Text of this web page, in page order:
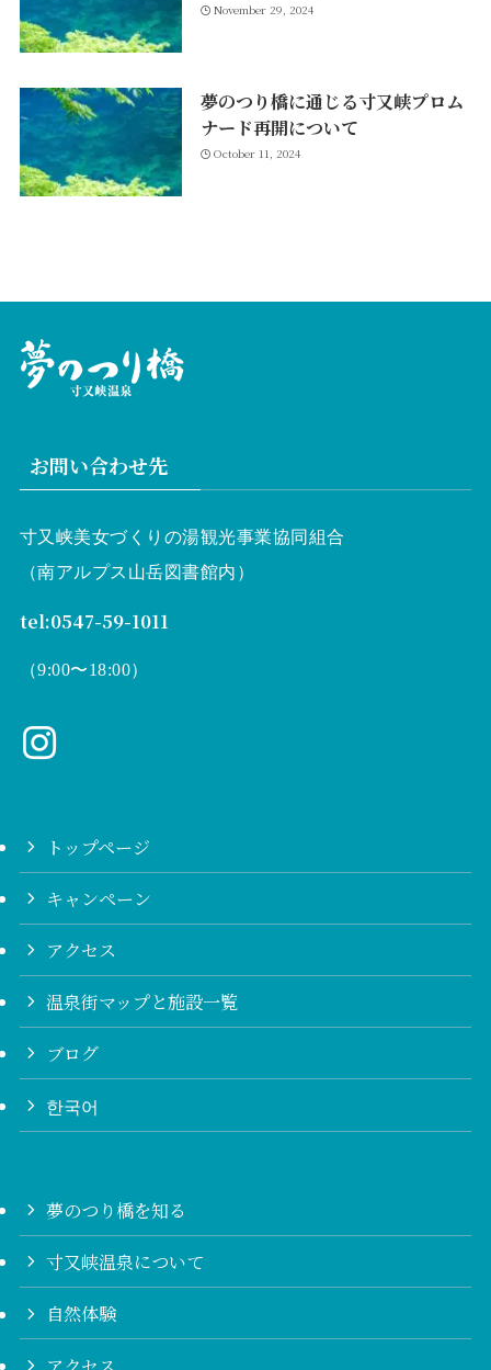
November 29, 2024
夢のつり橋に通じる寸又峡プロム
ナード再開について
October 11, 2024
お問い合わせ先
寸又峡美女づくりの湯観光事業協同組合
（南アルプス山岳図書館内）
tel:0547-59-1011
（9:00〜18:00）
トップページ
キャンペーン
アクセス
温泉街マップと施設一覧
ブログ
한국어
夢のつり橋を知る
寸又峡温泉について
自然体験